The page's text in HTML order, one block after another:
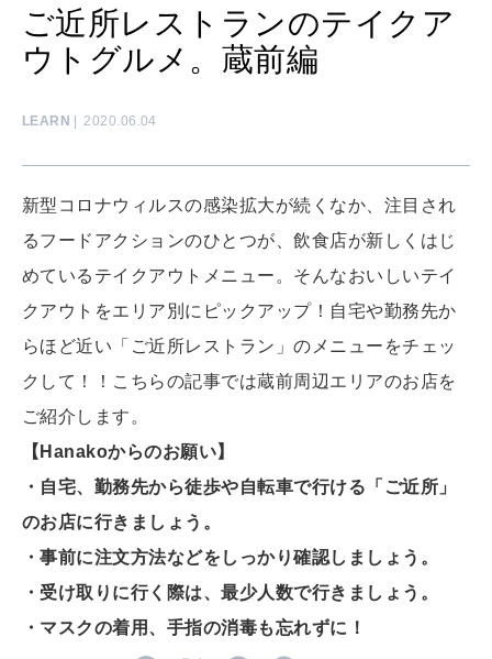
女神まり愛のタロットメッセージ
算命学がわかる今月のあなた
LEARN
知る、考える
MAMA
SUSTAINABLE
CULTURE
WORK&MONEY
MAGAZINE
特集
ご近所レストランのテイクア
ウトグルメ。蔵前編
LEARN 2020.06.04
新型コロナウィルスの感染拡大が続くなか、注目され
るフードアクションのひとつが、飲食店が新しくはじ
めているテイクアウトメニュー。そんなおいしいテイ
クアウトをエリア別にピックアップ！自宅や勤務先か
らほど近い「ご近所レストラン」のメニューをチェッ
クして！！こちらの記事では蔵前周辺エリアのお店を
ご紹介します。
【Hanakoからのお願い】
・自宅、勤務先から徒歩や自転車で行ける「ご近所」
のお店に行きましょう。
・事前に注文方法などをしっかり確認しましょう。
・受け取りに行く際は、最少人数で行きましょう。
・マスクの着用、手指の消毒も忘れずに！